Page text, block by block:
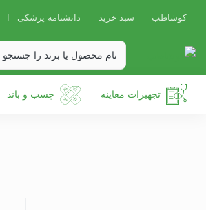
کوشاطب سبد خرید دانشنامه پزشکی
تجهیزات معاینه چسب و باند